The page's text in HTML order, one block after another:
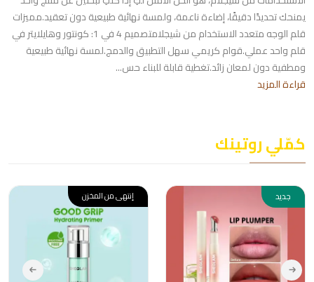
يمنحك تحديدًا دقيقًا، إضاءة ناعمة، ولمسة نهائية طبيعية دون تعقيد.مميزات
قلم الوجه متعدد الاستخدام من شيجلامتصميم 4 في 1: كونتور وهايلايتر في
قلم واحد عملي.قوام كريمي سهل التطبيق والدمج.لمسة نهائية طبيعية
ومطفية دون لمعان زائد.تغطية قابلة للبناء حس...
قراءة المزيد
كمّلي روتينك
جديد إنتهى من المخزن